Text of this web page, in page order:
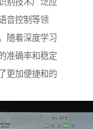
别技术广泛应
音控制等领
随着深度学习
准确率和稳定
更加便捷和的